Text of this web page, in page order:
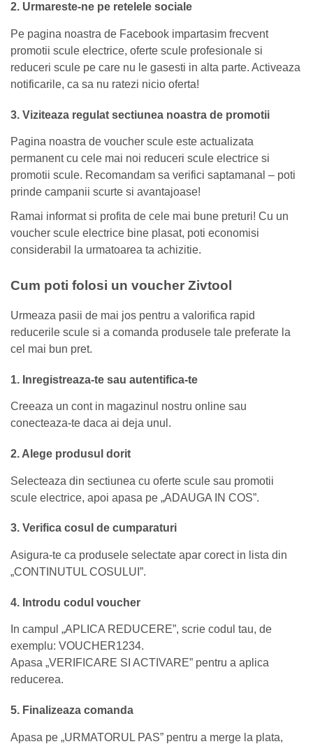
2. Urmareste-ne pe retelele sociale
Pe pagina noastra de Facebook impartasim frecvent
promotii scule electrice, oferte scule profesionale si
reduceri scule pe care nu le gasesti in alta parte. Activeaza
notificarile, ca sa nu ratezi nicio oferta!
3. Viziteaza regulat sectiunea noastra de promotii
Pagina noastra de voucher scule este actualizata
permanent cu cele mai noi reduceri scule electrice si
promotii scule. Recomandam sa verifici saptamanal – poti
prinde campanii scurte si avantajoase!
Ramai informat si profita de cele mai bune preturi! Cu un
voucher scule electrice bine plasat, poti economisi
considerabil la urmatoarea ta achizitie.
Cum poti folosi un voucher Zivtool
Urmeaza pasii de mai jos pentru a valorifica rapid
reducerile scule si a comanda produsele tale preferate la
cel mai bun pret.
1. Inregistreaza-te sau autentifica-te
Creeaza un cont in magazinul nostru online sau
conecteaza-te daca ai deja unul.
2. Alege produsul dorit
Selecteaza din sectiunea cu oferte scule sau promotii
scule electrice, apoi apasa pe „ADAUGA IN COS”.
3. Verifica cosul de cumparaturi
Asigura-te ca produsele selectate apar corect in lista din
„CONTINUTUL COSULUI”.
4. Introdu codul voucher
In campul „APLICA REDUCERE”, scrie codul tau, de
exemplu: VOUCHER1234.
Apasa „VERIFICARE SI ACTIVARE” pentru a aplica
reducerea.
5. Finalizeaza comanda
Apasa pe „URMATORUL PAS” pentru a merge la plata,